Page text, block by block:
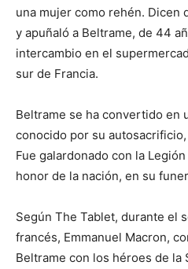
una mujer como rehén. Dicen
y apuñaló a Beltrame, de 44
intercambio en el
sur de Francia.
Beltrame se ha convertido en
conocido por su
Fue galardonado con la
honor de la nación, en su
Según The Tablet, durante el
francés, Emmanuel Macron,
Beltrame con los héroes de la